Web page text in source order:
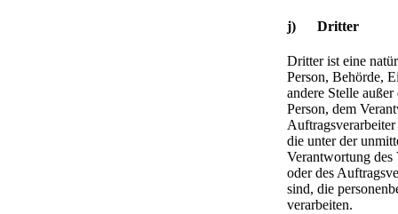
j) Dritter
Dritter ist eine
Person, Behörde,
andere Stelle
Person, dem
die unter der
Verantwortung
oder des
sind, die
verarbeiten.